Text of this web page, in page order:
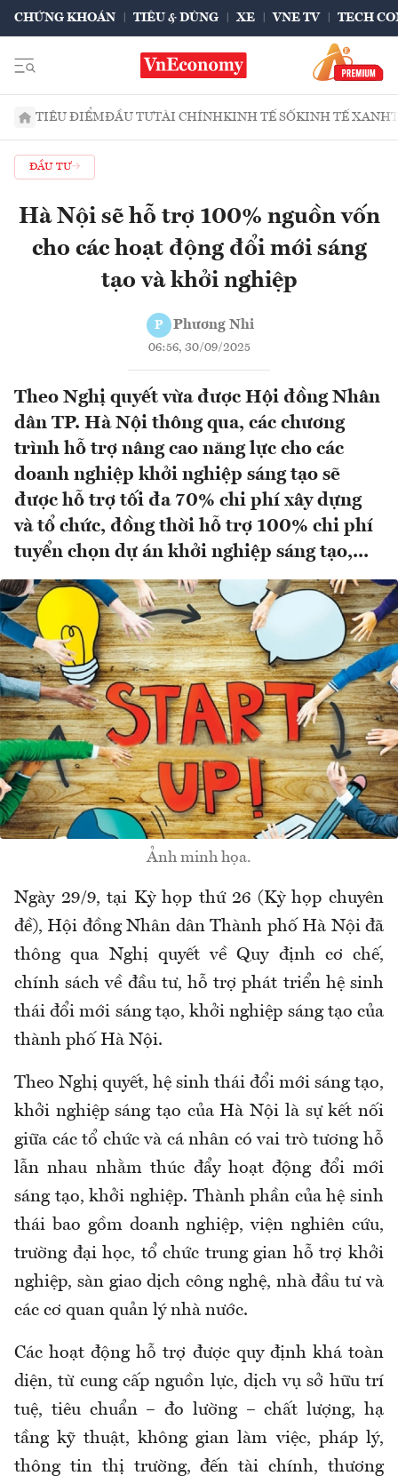
CHỨNG KHOÁN TIÊU & DÙNG XE VNE TV TECH
TIÊU ĐIỂMĐẦU TƯTÀI CHÍNHKINH TẾ SỐKINH TẾ XANH
ĐẦU TƯ
Hà Nội sẽ hỗ trợ 100% nguồn vốn
cho các hoạt động đổi mới sáng
tạo và khởi nghiệp
P Phương Nhi
06:56, 30/09/2025
Theo Nghị quyết vừa được Hội đồng Nhân
dân TP. Hà Nội thông qua, các chương
trình hỗ trợ nâng cao năng lực cho các
doanh nghiệp khởi nghiệp sáng tạo sẽ
được hỗ trợ tối đa 70% chi phí xây dựng
và tổ chức, đồng thời hỗ trợ 100% chi phí
tuyển chọn dự án khởi nghiệp sáng tạo,...
Ảnh minh họa.
Ngày 29/9, tại Kỳ họp thứ 26 (Kỳ họp chuyên
đề), Hội đồng Nhân dân Thành phố Hà Nội đã
thông qua Nghị quyết về Quy định cơ chế,
chính sách về đầu tư, hỗ trợ phát triển hệ sinh
thái đổi mới sáng tạo, khởi nghiệp sáng tạo của
thành phố Hà Nội.
Theo Nghị quyết, hệ sinh thái đổi mới sáng tạo,
khởi nghiệp sáng tạo của Hà Nội là sự kết nối
giữa các tổ chức và cá nhân có vai trò tương hỗ
lẫn nhau nhằm thúc đẩy hoạt động đổi mới
sáng tạo, khởi nghiệp. Thành phần của hệ sinh
thái bao gồm doanh nghiệp, viện nghiên cứu,
trường đại học, tổ chức trung gian hỗ trợ khởi
nghiệp, sàn giao dịch công nghệ, nhà đầu tư và
các cơ quan quản lý nhà nước.
Các hoạt động hỗ trợ được quy định khá toàn
diện, từ cung cấp nguồn lực, dịch vụ sở hữu trí
tuệ, tiêu chuẩn – đo lường – chất lượng, hạ
tầng kỹ thuật, không gian làm việc, pháp lý,
thông tin thị trường, đến tài chính, thương